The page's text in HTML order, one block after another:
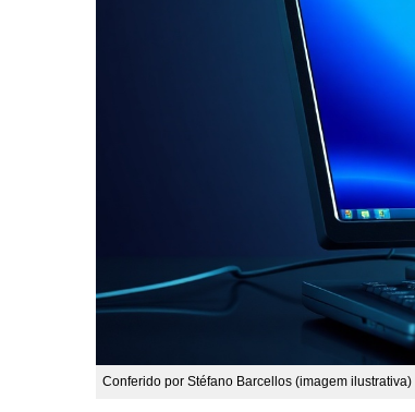
Conferido por Stéfano Barcellos (imagem ilustrativa)